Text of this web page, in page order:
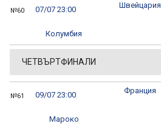
№60 07/07 23:00 Швейцария
Колумбия
ЧЕТВЪРТФИНАЛИ
№61 09/07 23:00 Франция
Мароко